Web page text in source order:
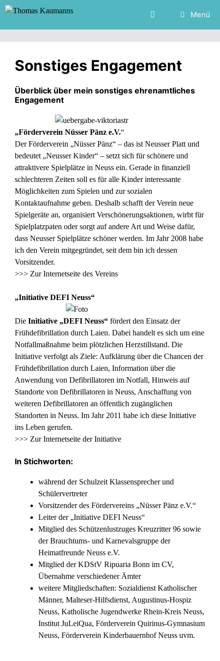
Zum
Inhalt
Menü
Sonstiges Engagement
Überblick über mein sonstiges ehrenamtliches
Engagement
„Förderverein Nüsser Pänz e.V.“
Der Förderverein „Nüsser Pänz“ – das ist Neusser Platt und
bedeutet „Neusser Kinder“ – setzt sich für schönere und
attraktivere Spielplätze in Neuss ein. Gerade in finanziell
schlechteren Zeiten soll es für alle Kinder interessante
Möglichkeiten zum Spielen und zur sozialen
Kontaktaufnahme geben. Deshalb schafft der Verein neue
Spielgeräte an, organisiert Verschönerungsaktionen, wirbt für
Spielplatzpaten oder sorgt auf andere Art und Weise dafür,
dass Neusser Spielplätze schöner werden. Im Jahr 2008 habe
ich den Verein mitgegründet, seit dem bin ich dessen
Vorsitzender.
>>> Zur Internetseite des Vereins
„Initiative DEFI Neuss“
Die Initiative „DEFI Neuss“ fördert den Einsatz der
Frühdefibrillation durch Laien. Dabei handelt es sich um eine
Notfallmaßnahme beim plötzlichen Herzstillstand. Die
Initiative verfolgt als Ziele: Aufklärung über die Chancen der
Frühdefibrillation durch Laien, Information über die
Anwendung von Defibrillatoren im Notfall, Hinweis auf
Standorte von Defibrillatoren in Neuss, Anschaffung von
weiteren Defibrillatoren an öffentlich zugänglichen
Standorten in Neuss. Im Jahr 2011 habe ich diese Initiative
ins Leben gerufen.
>>> Zur Internetseite der Initiative
In Stichworten:
während der Schulzeit Klassensprecher und
Schülervertreter
Vorsitzender des Fördervereins „Nüsser Pänz e.V.“
Leiter der „Initiative DEFI Neuss“
Mitglied des Schützenlustzuges Kreuzritter 96 sowie
der Brauchtums- und Karnevalsgruppe der
Heimatfreunde Neuss e.V.
Mitglied der KDStV Ripuaria Bonn im CV,
Übernahme verschiedener Ämter
weitere Mitgliedschaften: Sozialdienst Katholischer
Männer, Malteser-Hilfsdienst, Augustinus-Hospiz
Neuss, Katholische Jugendwerke Rhein-Kreis Neuss,
Institut JuLeiQua, Förderverein Quirinus-Gymnasium
Neuss, Förderverein Kinderbauernhof Neuss uvm.